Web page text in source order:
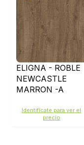
ELIGNA - ROBLE
NEWCASTLE
MARRON -A
Identifícate para ver el
precio